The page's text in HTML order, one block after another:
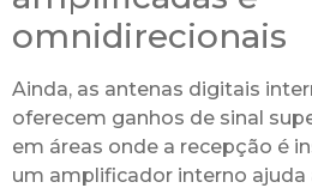
omnidirecionais
Ainda, as antenas digitais
oferecem ganhos de sinal
em áreas onde a recepção é
um amplificador interno ajuda